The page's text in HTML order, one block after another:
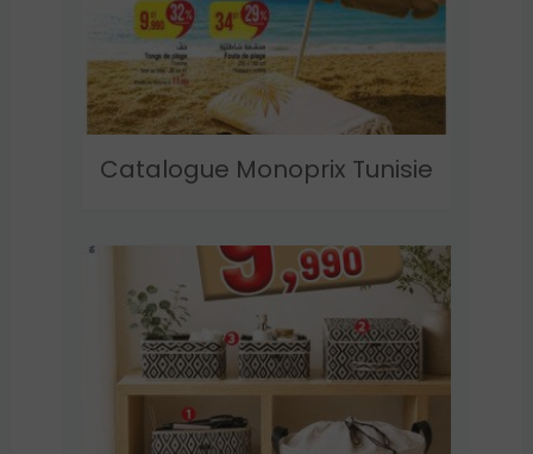
Catalogue Monoprix Tunisie